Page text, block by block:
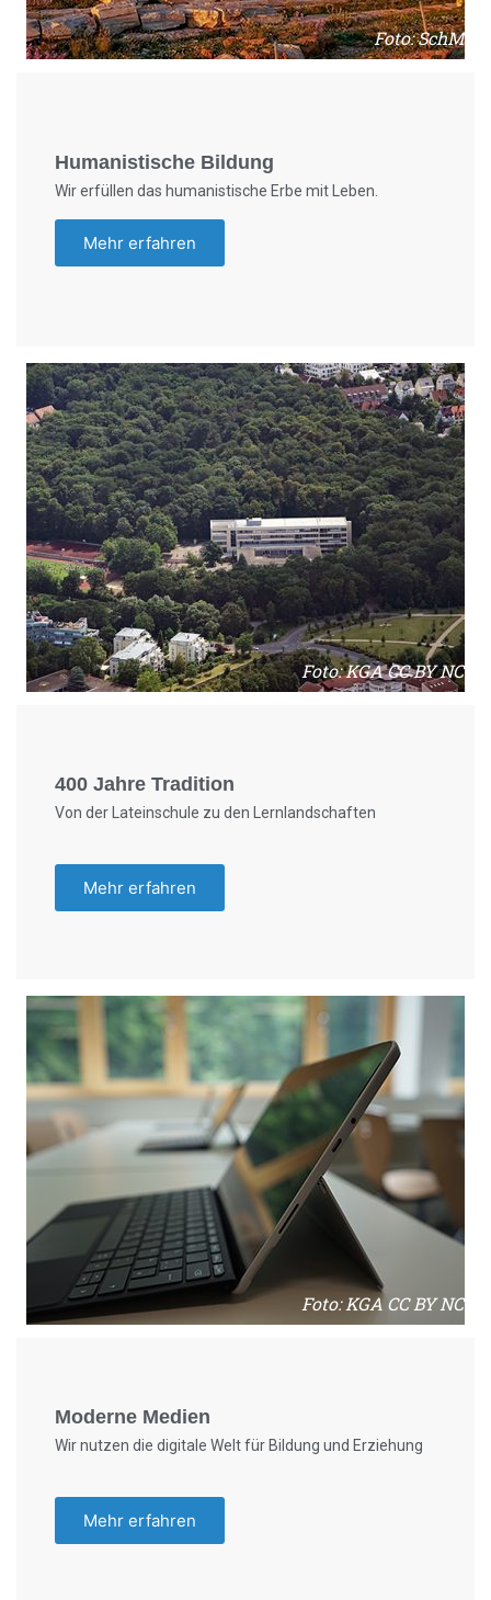
Foto: SchM
Humanistische Bildung
Wir erfüllen das humanistische Erbe mit Leben.
Mehr erfahren
Foto: KGA CC BY NC
400 Jahre Tradition
Von der Lateinschule zu den Lernlandschaften
Mehr erfahren
Foto: KGA CC BY NC
Moderne Medien
Wir nutzen die digitale Welt für Bildung und Erziehung
Mehr erfahren